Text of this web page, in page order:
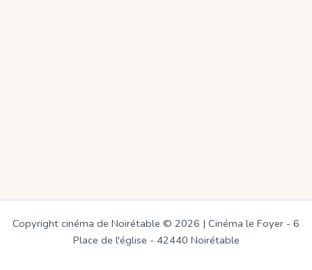
Copyright cinéma de Noirétable © 2026 | Cinéma le Foyer - 6
Place de l'église - 42440 Noirétable